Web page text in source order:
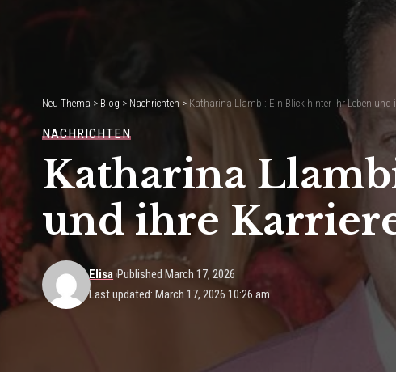
Neu Thema > Blog > Nachrichten > Katharina Llambi: Ein Blick hinter ihr Leben und
NACHRICHTEN
Katharina
und ihre
Last updated: March 17, 2026 10:26 am
Elisa Published March 17, 2026